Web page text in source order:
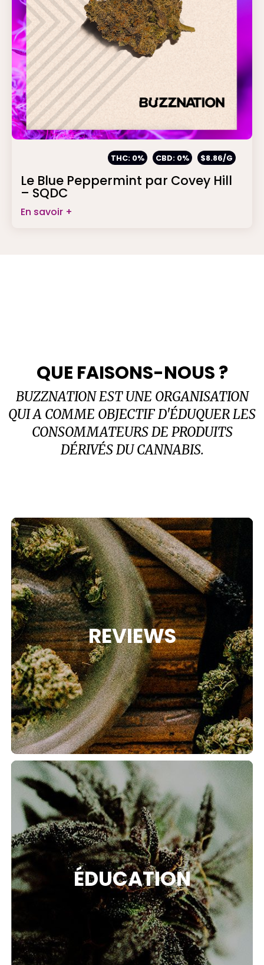
THC: 0% CBD: 0% $8.86/G
Le Blue Peppermint par Covey Hill
– SQDC
En savoir +
QUE FAISONS-NOUS ?
BUZZNATION EST UNE ORGANISATION
QUI A COMME OBJECTIF D'ÉDUQUER LES
CONSOMMATEURS DE PRODUITS
DÉRIVÉS DU CANNABIS.
REVIEWS
ÉDUCATION